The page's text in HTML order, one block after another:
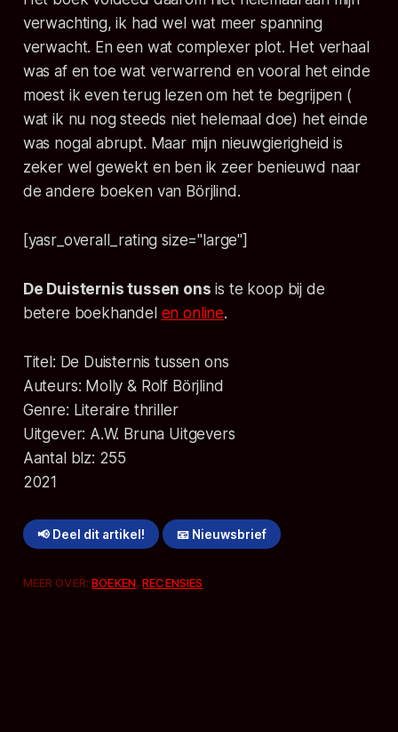
verwachting, ik had wel wat meer spanning
verwacht. En een wat complexer plot. Het verhaal
was af en toe wat verwarrend en vooral het einde
moest ik even terug lezen om het te begrijpen (
wat ik nu nog steeds niet helemaal doe) het einde
was nogal abrupt. Maar mijn nieuwgierigheid is
zeker wel gewekt en ben ik zeer benieuwd naar
de andere boeken van Börjlind.
[yasr_overall_rating size="large"]
De Duisternis tussen ons is te koop bij de
betere boekhandel en online.
Titel: De Duisternis tussen ons
Auteurs: Molly & Rolf Börjlind
Genre: Literaire thriller
Uitgever: A.W. Bruna Uitgevers
Aantal blz: 255
2021
📢 Deel dit artikel! 📧 Nieuwsbrief
MEER OVER:BOEKEN,RECENSIES